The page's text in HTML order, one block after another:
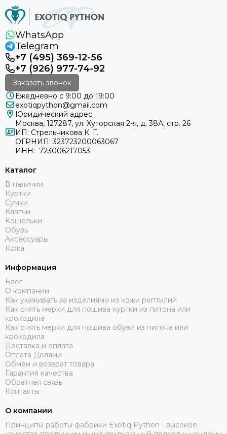
WhatsApp
Telegram
+7 (495) 369-12-56
+7 (926) 977-74-92
Заказать звонок
Ежедневно с 9:00 до 19:00
exotiqpython@gmail.com
Юридический адрес:
Москва, 127287, ул. Хуторская 2-я, д. 38А, стр. 26
ИП: Стрельникова К. Г.
ОГРНИП: 323723200063067
ИНН: 723006217053
Каталог
В наличии
Куртки
Сумки
Клатчи
Кошельки
Обувь
Аксессуары
Кожа
Информация
Блог
О компании
Как ухаживать за изделиями из кожи рептилий
Как снять мерки для пошива куртки из питона или
крокодила
Как снять мерки для пошива обуви из питона или
крокодила
Доставка и оплата
Оплата Долями
Обмен и возврат товара
Гарантия качества
Обратная связь
Контакты
О компании
Принципы работы фабрики Exotiq Python - высокое